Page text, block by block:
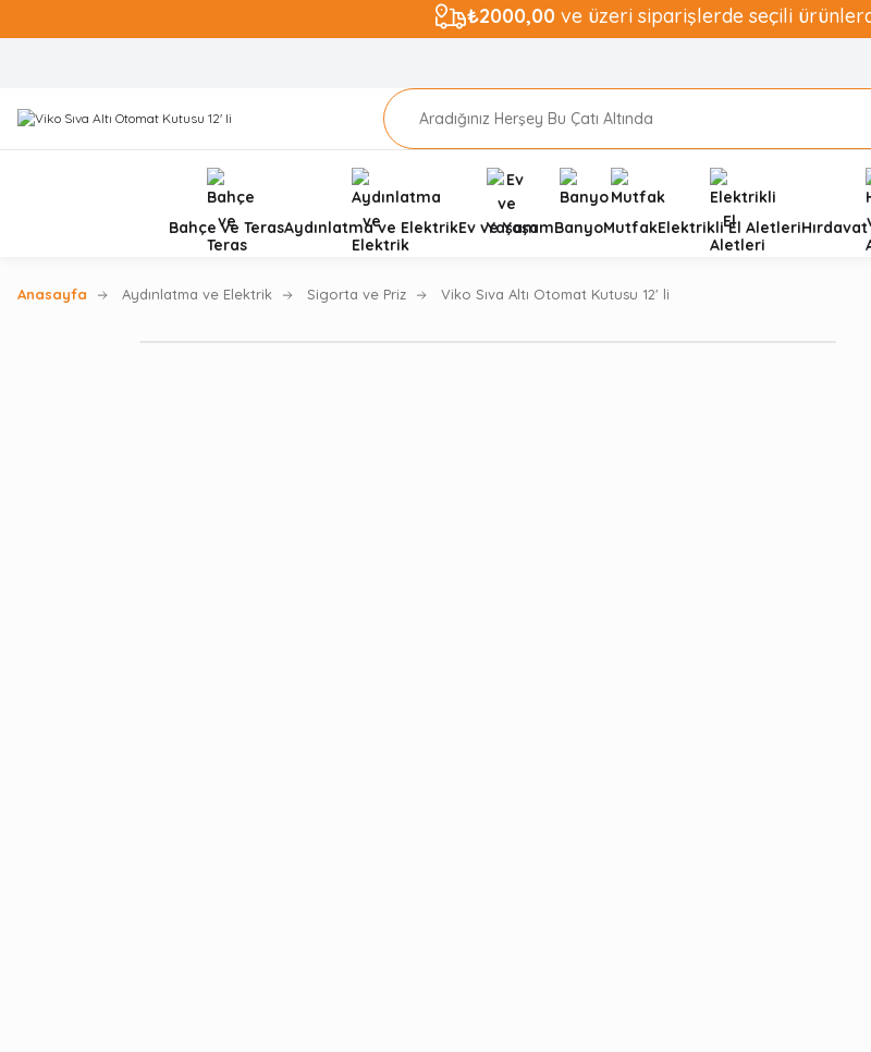
₺2000,00ve üzeri siparişlerde seçili
Bahçe ve TerasAydınlatma ve ElektrikEv ve YaşamBanyoMutfakElektrikli El Aletleri
Anasayfa Aydınlatma ve Elektrik Sigorta ve Priz Viko Sıva Altı Otomat Kutusu 12' li